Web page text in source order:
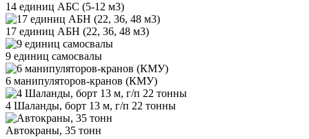
14 единиц АБС (5-12 м3)
17 единиц АБН (22, 36, 48 м3)
9 единиц самосвалы
6 манипуляторов-кранов (КМУ)
4 Шаланды, борт 13 м, г/п 22 тонны
Автокраны, 35 тонн